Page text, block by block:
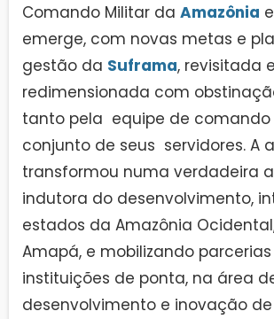
Comando Militar da Amazônia
emerge, com novas metas e
gestão da Suframa, revisitada e
redimensionada com
tanto pela equipe de
conjunto de seus servidores. A
transformou numa verdadeira
indutora do desenvolvimento,
estados da Amazônia
Amapá, e mobilizando
instituições de ponta, na área
desenvolvimento e inovação